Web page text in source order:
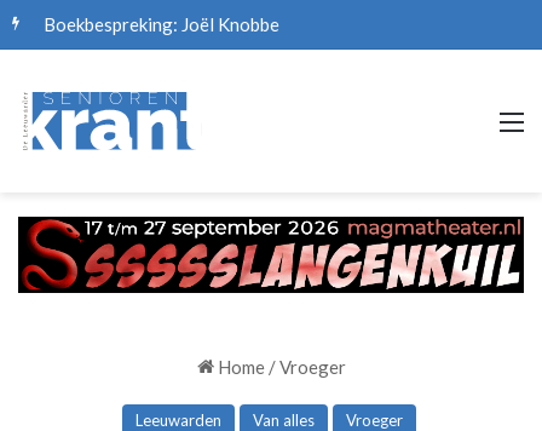
Boekbespreking: Joël Knobbe
Home /Vroeger
Leeuwarden Van alles Vroeger